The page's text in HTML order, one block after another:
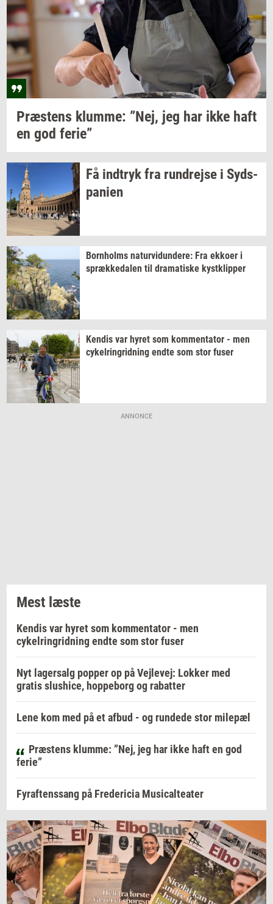
Præ­stens klum­me: ”Nej, jeg har ikke haft
en god ferie”
Få ind­trykfra run­drej­se i Syds­
pa­ni­en
Born­holms na­tur­vi­dun­de­re: Fra ek­ko­er i
spræk­ke­da­len til dra­ma­ti­ske kyst­klip­per
Ken­dis var hyret som kom­men­ta­tor - men
cy­kel­rin­grid­ning endte som stor fuser
ANNONCE
Mest læste
Kendis var hyret som kommentator - men
cykelringridning endte som stor fuser
Nyt lagersalg popper op på Vejlevej: Lokker med
gratis slushice, hoppeborg og rabatter
Lene kom med på et afbud - og rundede stor milepæl
Præstens klumme: ”Nej, jeg har ikke haft en god
ferie”
Fyraftenssang på Fredericia Musicalteater